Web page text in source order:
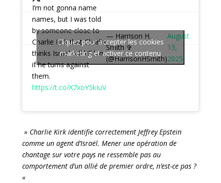
I’m not gonna name
names, but I was told
by someone close to
Charlie Kirk that Charlie
thinks Israel will kill him
if he turns against
them.
https://t.co/X7xoY5kIuV
— Harrison H.
Smith ✞
(@HarrisonHSmith)
August
13,
2025
Cliquez pour accepter les cookies
marketing et activer ce contenu
» Charlie Kirk identifie correctement Jeffrey Epstein
comme un agent d’Israël. Mener une opération de
chantage sur votre pays ne ressemble pas au
comportement d’un allié de premier ordre, n’est-ce pas ?
«